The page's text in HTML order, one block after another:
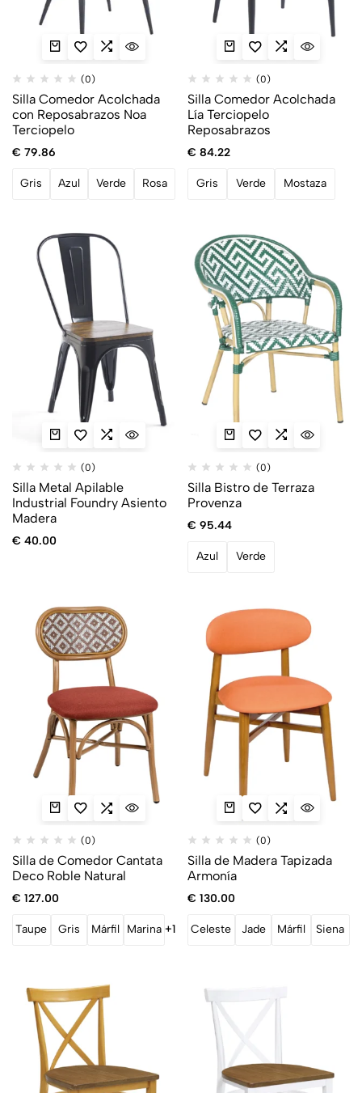
(0)
Silla Comedor Acolchada
con Reposabrazos Noa
Terciopelo
€ 79.86
Gris Azul Verde Rosa
(0)
Silla Comedor Acolchada
Lía Terciopelo
Reposabrazos
€ 84.22
Gris Verde Mostaza
(0)
Silla Metal Apilable
Industrial Foundry Asiento
Madera
€ 40.00
(0)
Silla Bistro de Terraza
Provenza
€ 95.44
Azul Verde
(0)
Silla de Comedor Cantata
Deco Roble Natural
€ 127.00
Taupe Gris Márfil Marina +1
(0)
Silla de Madera Tapizada
Armonía
€ 130.00
Celeste Jade Márfil Siena